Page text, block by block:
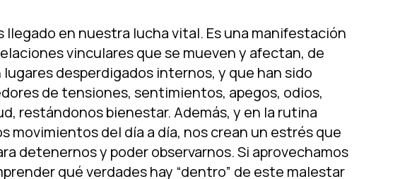
en nuestra lucha vital. Es una manifestación
vinculares que se mueven y afectan, de
desperdigados internos, y que han sido
de tensiones, sentimientos, apegos, odios,
restándonos bienestar. Además, y en la rutina
del día a día, nos crean un estrés que
detenernos y poder observarnos. Si aprovechamos
qué verdades hay “dentro” de este malestar